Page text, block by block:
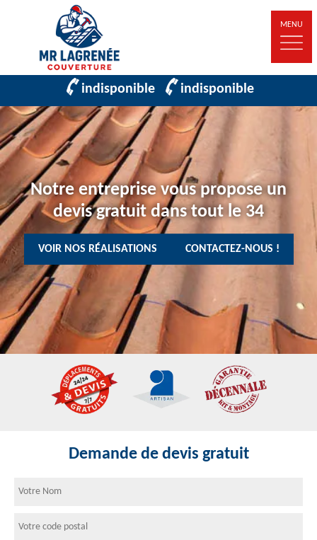
MENU
indisponible indisponible
Notre entreprise vous propose un
devis gratuit dans tout le 34
VOIR NOS RÉALISATIONS CONTACTEZ-NOUS !
Demande de devis gratuit